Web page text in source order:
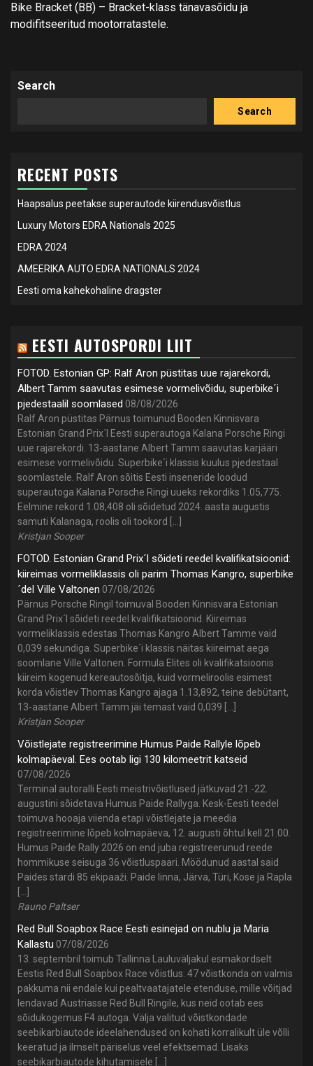
Bike Bracket (BB) – Bracket-klass tänavasõidu ja
modifitseeritud mootorratastele.
Search
Search
RECENT POSTS
Haapsalus peetakse superautode kiirendusvõistlus
Luxury Motors EDRA Nationals 2025
EDRA 2024
AMEERIKA AUTO EDRA NATIONALS 2024
Eesti oma kahekohaline dragster
EESTI AUTOSPORDI LIIT
FOTOD. Estonian GP: Ralf Aron püstitas uue rajarekordi,
Albert Tamm saavutas esimese vormelivõidu, superbike´i
pjedestaalil soomlased 08/08/2026
Ralf Aron püstitas Pärnus toimunud Booden Kinnisvara
Estonian Grand Prix´l Eesti superautoga Kalana Porsche Ringi
uue rajarekordi. 13-aastane Albert Tamm saavutas karjääri
esimese vormelivõidu. Superbike´i klassis kuulus pjedestaal
soomlastele. Ralf Aron sõitis Eesti inseneride loodud
superautoga Kalana Porsche Ringi uueks rekordiks 1.05,775.
Eelmine rekord 1.08,408 oli sõidetud 2024. aasta augustis
samuti Kalanaga, roolis oli tookord […]
Kristjan Sooper
FOTOD. Estonian Grand Prix´l sõideti reedel kvalifikatsioonid:
kiireimas vormeliklassis oli parim Thomas Kangro, superbike
´del Ville Valtonen 07/08/2026
Pärnus Porsche Ringil toimuval Booden Kinnisvara Estonian
Grand Prix´l sõideti reedel kvalifikatsioonid. Kiireimas
vormeliklassis edestas Thomas Kangro Albert Tamme vaid
0,039 sekundiga. Superbike´i klassis näitas kiireimat aega
soomlane Ville Valtonen. Formula Elites oli kvalifikatsioonis
kiireim kogenud kereautosõitja, kuid vormeliroolis esimest
korda võistlev Thomas Kangro ajaga 1.13,892, teine debütant,
13-aastane Albert Tamm jäi temast vaid 0,039 […]
Kristjan Sooper
Võistlejate registreerimine Humus Paide Rallyle lõpeb
kolmapäeval. Ees ootab ligi 130 kilomeetrit katseid
07/08/2026
Terminal autoralli Eesti meistrivõistlused jätkuvad 21.-22.
augustini sõidetava Humus Paide Rallyga. Kesk-Eesti teedel
toimuva hooaja viienda etapi võistlejate ja meedia
registreerimine lõpeb kolmapäeva, 12. augusti õhtul kell 21.00.
Humus Paide Rally 2026 on end juba registreerunud reede
hommikuse seisuga 36 võistluspaari. Möödunud aastal said
Paides stardi 85 ekipaaži. Paide linna, Järva, Türi, Kose ja Rapla
Rauno Paltser
Red Bull Soapbox Race Eesti esinejad on nublu ja Maria
Kallastu 07/08/2026
13. septembril toimub Tallinna Lauluväljakul esmakordselt
Eestis Red Bull Soapbox Race võistlus. 47 võistkonda on valmis
pakkuma nii endale kui pealtvaatajatele etenduse, mille võitjad
lendavad Austriasse Red Bull Ringile, kus neid ootab ees
sõidukogemus F4 autoga. Välja valitud võistkondade
seebikarbiautode ideelahendused on kohati korralikult üle võlli
keeratud ja ilmselt päriselus veel efektsemad. Lisaks
seebikarbiautode kihutamisele […]